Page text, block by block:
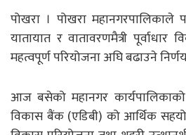
पोखरा । पोखरा महानगरपालिकाले
यातायात र वातावरणमैत्री पूर्वाधार
महत्वपूर्ण परियोजना अघि बढाउने
आज बसेको महानगर
विकास बैंक (एडिबी) को आर्थिक